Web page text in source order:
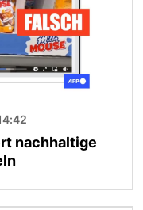
nachhaltige